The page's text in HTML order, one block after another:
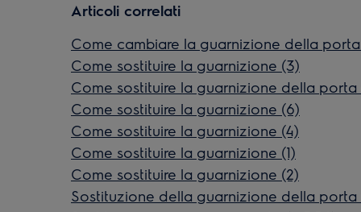
Articoli correlati
Come cambiare la guarnizione della
Come sostituire la guarnizione (3)
Come sostituire la guarnizione della
Come sostituire la guarnizione (6)
Come sostituire la guarnizione (4)
Come sostituire la guarnizione (1)
Come sostituire la guarnizione (2)
Sostituzione della guarnizione della porta